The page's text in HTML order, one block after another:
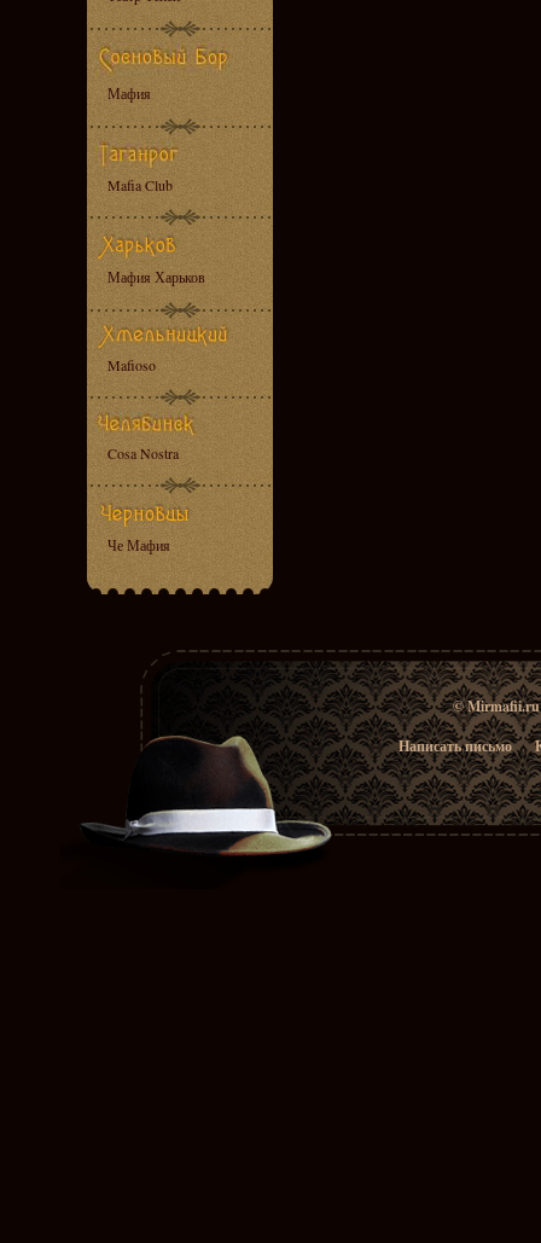
Мафия
Mafia Club
Мафия Харьков
Mafioso
Cosa Nostra
Че Мафия
© Mirmafii.ru
Написать письмо